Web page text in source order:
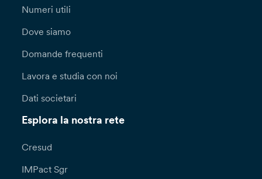
Numeri utili
Dove siamo
Domande frequenti
Lavora e studia con noi
Dati societari
Esplora la nostra rete
Cresud
IMPact Sgr